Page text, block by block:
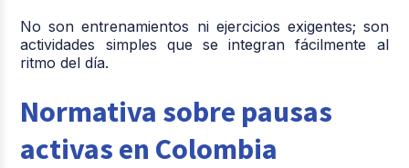
No son entrenamientos ni ejercicios exigentes; son
actividades simples que se integran fácilmente al
ritmo del día.
Normativa sobre pausas
activas en Colombia